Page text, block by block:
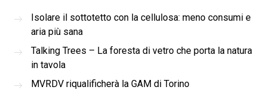
Isolare il sottotetto con la cellulosa: meno consumi e
aria più sana
Talking Trees – La foresta di vetro che porta la natura
in tavola
MVRDV riqualificherà la GAM di Torino